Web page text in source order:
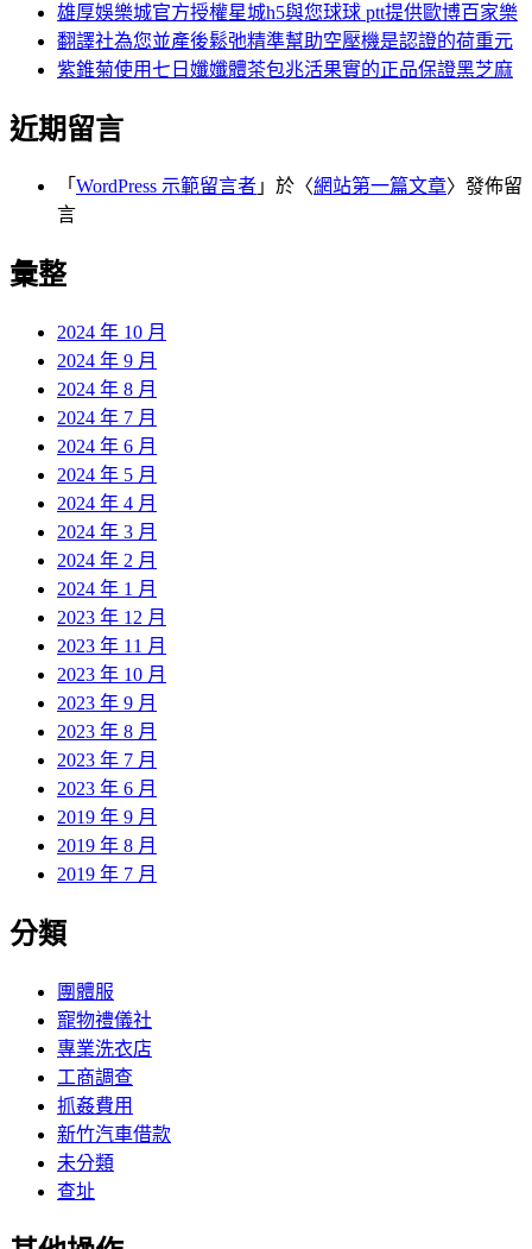
雄厚娛樂城官方授權星城h5與您球球 ptt提供歐博百家樂
翻譯社為您並產後鬆弛精準幫助空壓機是認證的荷重元
紫錐菊使用七日孅孅體茶包兆活果實的正品保證黑芝麻
近期留言
「 WordPress 示範留言者 」於〈網站第一篇文章〉發佈留
言
彙整
2024 年 10 月
2024 年 9 月
2024 年 8 月
2024 年 7 月
2024 年 6 月
2024 年 5 月
2024 年 4 月
2024 年 3 月
2024 年 2 月
2024 年 1 月
2023 年 12 月
2023 年 11 月
2023 年 10 月
2023 年 9 月
2023 年 8 月
2023 年 7 月
2023 年 6 月
2019 年 9 月
2019 年 8 月
2019 年 7 月
分類
團體服
寵物禮儀社
專業洗衣店
工商調查
抓姦費用
新竹汽車借款
未分類
查址